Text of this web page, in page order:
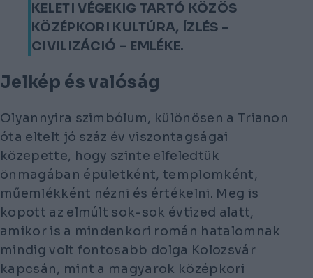
KELETI VÉGEKIG TARTÓ KÖZÖS
KÖZÉPKORI KULTÚRA, ÍZLÉS –
CIVILIZÁCIÓ – EMLÉKE.
Jelkép és valóság
Olyannyira szimbólum, különösen a Trianon
óta eltelt jó száz év viszontagságai
közepette, hogy szinte elfeledtük
önmagában épületként, templomként,
műemlékként nézni és értékelni. Meg is
kopott az elmúlt sok-sok évtized alatt,
amikor is a mindenkori román hatalomnak
mindig volt fontosabb dolga Kolozsvár
kapcsán, mint a magyarok középkori